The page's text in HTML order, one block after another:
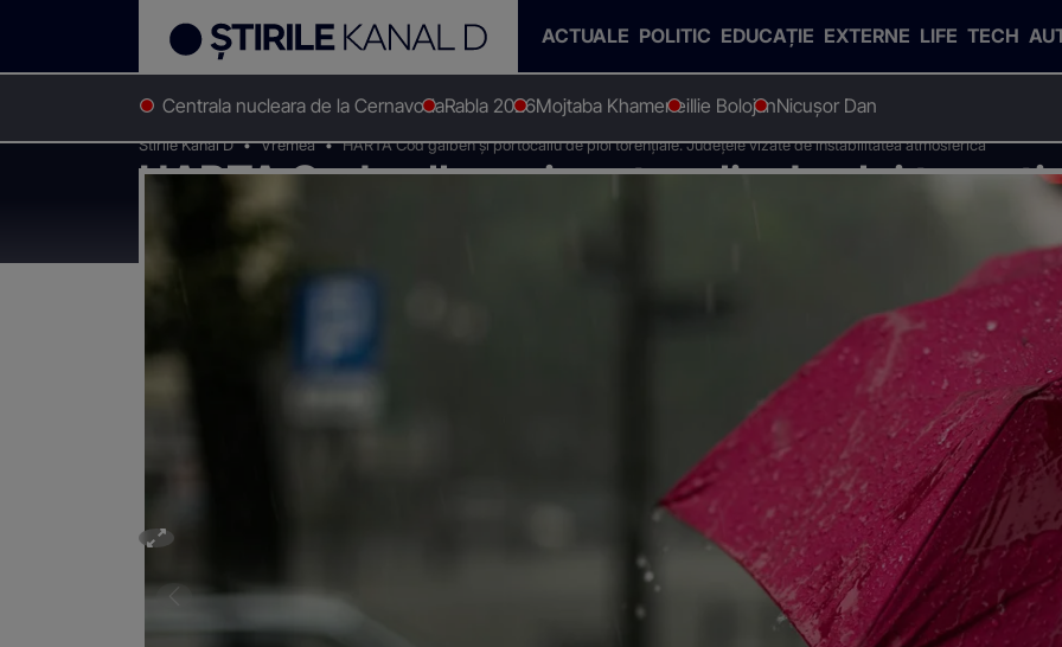
ACTUALE POLITIC EDUCAȚIE EXTERNE LIFE TECH
Centrala nucleara de la CernavodaRabla 2026Mojtaba KhameneiIlie BolojanNicușor Dan
Stirile Kanal D Vremea HARTA Cod galben și portocaliu de ploi torențiale. Județele vizate de instabilitatea atmosferică
HARTA Cod galben și portocaliu de ploi
vizate de instabilitatea atmosferică